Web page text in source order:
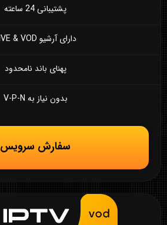
پشتیبانی 24 ساعته
دارای آرشیو LIVE & VOD
پهنای باند نامحدود
بدون نیاز به V-P-N
سفارش سرویس